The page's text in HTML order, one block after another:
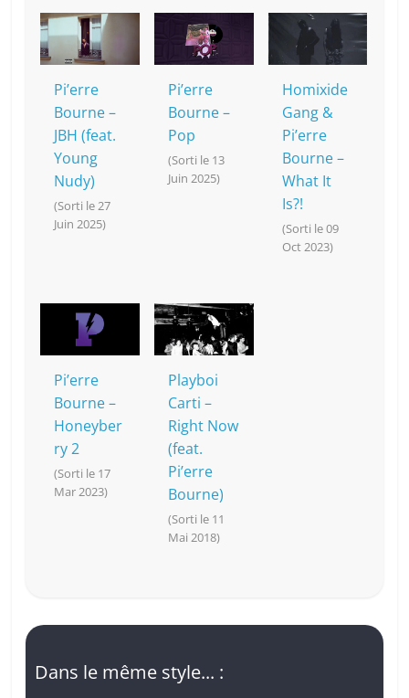
o
o
k
at
p
p
n
k
Pi’erre
Bourne –
JBH (feat.
Young
Nudy)
(Sorti le 27
Juin 2025)
Pi’erre
Bourne –
Pop
(Sorti le 13
Juin 2025)
Homixide
Gang &
Pi’erre
Bourne –
What It
Is?!
(Sorti le 09
Oct 2023)
Pi’erre
Bourne –
Honeyber
ry 2
(Sorti le 17
Mar 2023)
Playboi
Carti –
Right Now
(feat.
Pi’erre
Bourne)
(Sorti le 11
Mai 2018)
Dans le même style... :